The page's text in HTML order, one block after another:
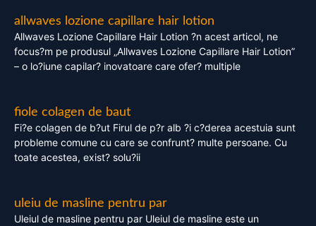
allwaves lozione capillare hair lotion
Allwaves Lozione Capillare Hair Lotion ?n acest articol, ne
focus?m pe produsul „Allwaves Lozione Capillare Hair Lotion”
– o lo?iune capilar? inovatoare care ofer? multiple
fiole colagen de baut
Fi?e colagen de b?ut Firul de p?r alb ?i c?derea acestuia sunt
probleme comune cu care se confrunt? multe persoane. Cu
toate acestea, exist? solu?ii
uleiu de masline pentru par
Uleiul de masline pentru par Uleiul de masline este un